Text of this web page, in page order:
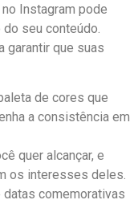
Instagram ⁢pode
seu​ conteúdo.
garantir que suas
de cores que
a consistência ⁤em
quer alcançar, e
os interesses deles.
comemorativas